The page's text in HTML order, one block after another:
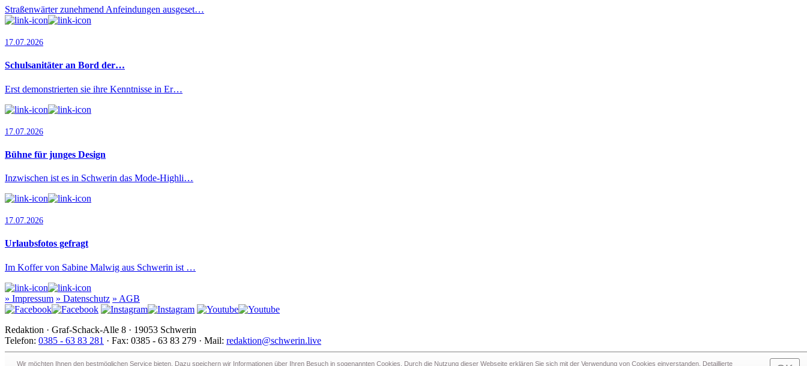
Straßenwärter zunehmend Anfeindungen ausgeset…
17.07.2026
Schulsanitäter an Bord der…
Erst demonstrierten sie ihre Kenntnisse in Er…
17.07.2026
Bühne für junges Design
Inzwischen ist es in Schwerin das Mode-Highli…
17.07.2026
Urlaubsfotos gefragt
Im Koffer von Sabine Malwig aus Schwerin ist …
» Impressum » Datenschutz » AGB
Redaktion · Graf-Schack-Alle 8 · 19053 Schwerin
Telefon: 0385 - 63 83 281 · Fax: 0385 - 63 83 279 · Mail: redaktion@schwerin.live
Wir möchten Ihnen den bestmöglichen Service bieten. Dazu speichern wir Informationen über Ihren Besuch in sogenann­ten Cookies. Durch die Nutzung dieser Webseite erklären Sie sich mit der Verwendung von Cookies einverstanden. Detaillierte